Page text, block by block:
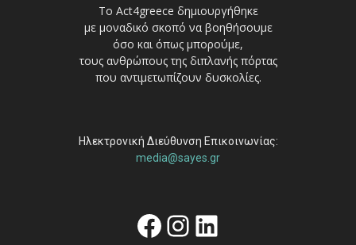
Το Act4greece δημιουργήθηκε
με μοναδικό σκοπό να βοηθήσουμε
όσο και όπως μπορούμε,
τους ανθρώπους της διπλανής πόρτας
που αντιμετωπίζουν δυσκολίες.
Ηλεκτρονική Διεύθυνση Επικοινωνίας:
media@sayes.gr
Facebook
Instagram
Linkedin